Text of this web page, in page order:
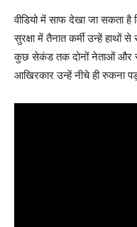
वीडियो में साफ देखा जा सकता
सुरक्षा में तैनात कर्मी उन्हें
कुछ सेकंड तक दोनों नेताओं और
आखिरकार उन्हें नीचे ही रुकना